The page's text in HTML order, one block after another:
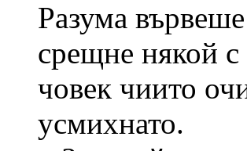
Разума
срещне някой с
човек чиито
усмихнато.